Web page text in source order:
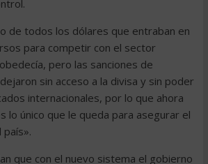
de todos los dólares que entraban en
para competir con el sector
pero las sanciones de
sin acceso a la divisa y sin poder
internacionales, por lo que ahora
lo único que le queda para asegurar el
que con el nuevo sistema el gobierno